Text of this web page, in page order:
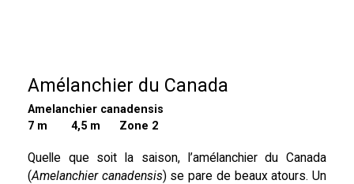
Amélanchier du Canada
Amelanchier canadensis
7 m
4,5 m Zone 2
Quelle que soit la saison, l’amélanchier du Canada
(Amelanchier canadensis) se pare de beaux atours. Un